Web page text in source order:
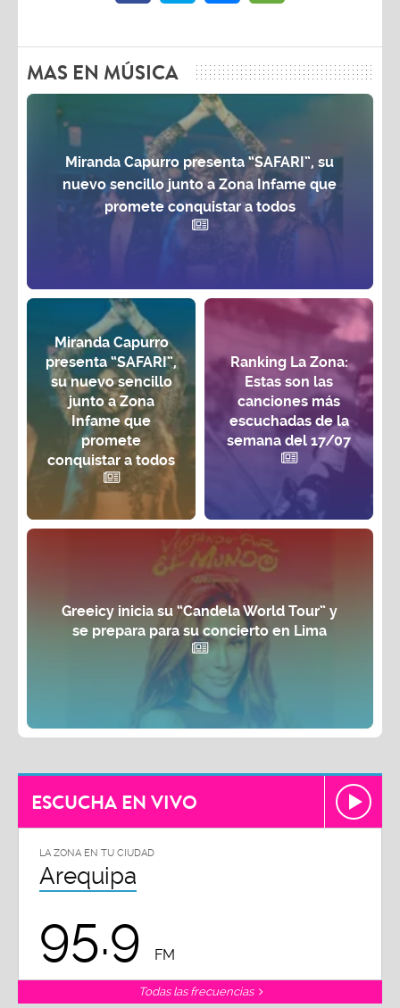
MAS EN MÚSICA
Miranda Capurro presenta “SAFARI”, su
nuevo sencillo junto a Zona Infame que
promete conquistar a todos
Miranda Capurro
presenta “SAFARI”,
su nuevo sencillo
junto a Zona
Infame que
promete
conquistar a todos
Ranking La Zona:
Estas son las
canciones más
escuchadas de la
semana del 17/07
Greeicy inicia su “Candela World Tour” y
se prepara para su concierto en Lima
ESCUCHA EN VIVO
LA ZONA EN TU CIUDAD
Arequipa
95.9 FM
Todas las frecuencias